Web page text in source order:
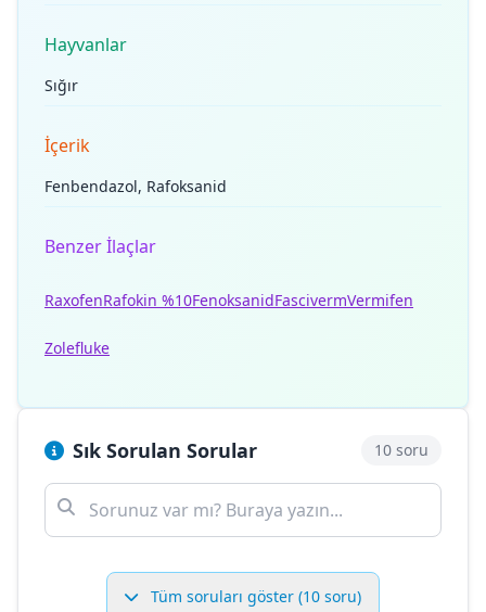
Hayvanlar
Sığır
İçerik
Fenbendazol, Rafoksanid
Benzer İlaçlar
RaxofenRafokin %10FenoksanidFascivermVermifen
Zolefluke
Sık Sorulan Sorular 10 soru
Tüm soruları göster (10 soru)